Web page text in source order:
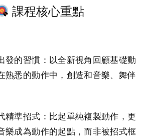
課程核心重點
發的習慣 ：以全新視角回顧基礎動
熟悉的動作中，創造和音樂、舞伴
精準招式 ：比起單純複製動作，更
樂成為動作的起點，而非被招式框